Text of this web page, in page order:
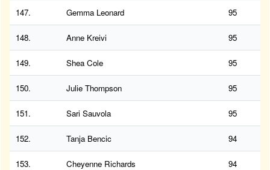
147. Gemma Leonard 95
148. Anne Kreivi 95
149. Shea Cole 95
150. Julie Thompson 95
151. Sari Sauvola 95
152. Tanja Bencic 94
153. Cheyenne Richards 94